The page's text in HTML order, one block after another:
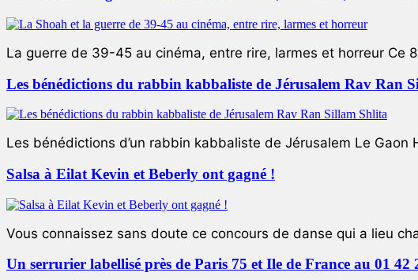
La guerre de 39-45 au cinéma, entre rire, larmes et horreur Ce
Les bénédictions du rabbin kabbaliste de Jérusalem Rav Ran
Les bénédictions d’un rabbin kabbaliste de Jérusalem Le Gaon
Salsa à Eilat Kevin et Beberly ont gagné !
Vous connaissez sans doute ce concours de danse qui a lieu
Un serrurier labellisé près de Paris 75 et Ile de France au 01 42